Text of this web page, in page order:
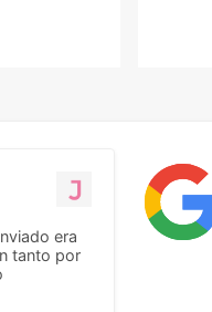
era
tanto por